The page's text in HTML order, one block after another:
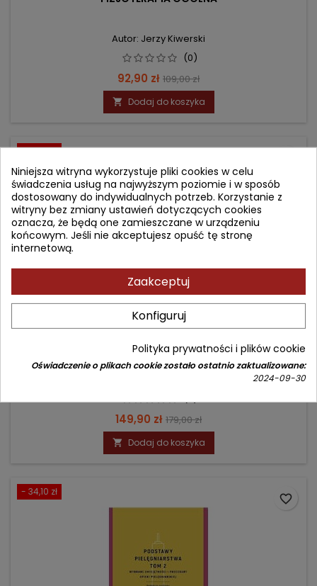
Autor: Jerzy Kiwerski
(0)
Cena
92,90 zł Cena
podstawowa
109,00 zł
 Dodaj do koszyka
- 29,10 zł
Cena
149,90 zł Cena
podstawowa
179,00 zł
 Dodaj do koszyka
- 34,10 zł
favorite_border
Niniejsza witryna wykorzystuje pliki cookies w celu
świadczenia usług na najwyższym poziomie i w sposób
dostosowany do indywidualnych potrzeb. Korzystanie z
witryny bez zmiany ustawień dotyczących cookies
oznacza, że będą one zamieszczane w urządzeniu
końcowym. Jeśli nie akceptujesz opuść tę stronę
internetową.
Zaakceptuj
Konfiguruj
Polityka prywatności i plików cookie
Oświadczenie o plikach cookie zostało ostatnio zaktualizowane:
2024-09-30